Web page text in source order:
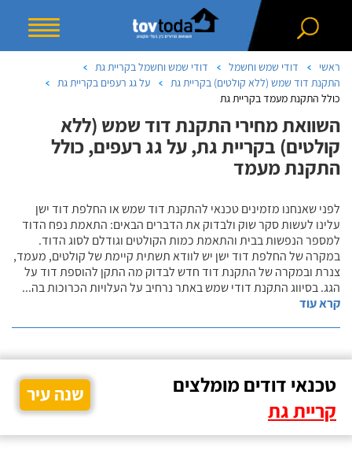
ראשי דודי שמש וחשמל
דודי שמש וחשמל בקריית גת
התקנת דוד שמש (ללא קולטים) בקריית גת
על גג רעפים בקריית גת
כולל התקנת מעמד בקריית גת
השוואת מחירי התקנת דוד שמש (ללא
קולטים) בקריית גת, על גג רעפים, כולל
התקנת מעמד
לפני שאנחנו מזמינים טכנאי להתקנת דוד שמש או החלפת דוד ישן
עלינו לעשות סקר שוק ולבדוק את הדברים הבאים: התאמת נפח הדוד
למספר הנפשות בבית והתאמת כמות הקולטים וגודלם לסוג הדוד.
במקרה של החלפת דוד ישן יש לוודא תשתית קיימת של קולטים, מעמד,
צנרת ובמקרה של התקנת דוד חדש לבדוק מה התקן להוספת דוד על
הגג. בסיווג התקנת דודי שמש באתר נרחיב על העלויות הכרוכות בה...
קרא עוד
טכנאי דודים מומלצים
קריית גת
שנה עיר